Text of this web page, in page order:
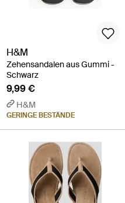
H&M
Zehensandalen aus Gummi -
Schwarz
9,99 €
H&M
GERINGE BESTÄNDE